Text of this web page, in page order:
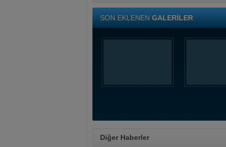
SON EKLENEN GALERİLER
Diğer Haberler